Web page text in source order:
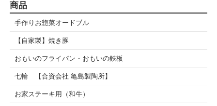
商品
手作りお惣菜オードブル
【自家製】焼き豚
おもいのフライパン・おもいの鉄板
七輪 【合資会社 亀島製陶所】
お家ステーキ用（和牛）